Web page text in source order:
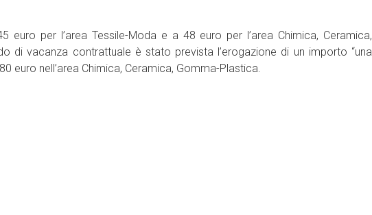
euro per l’area Tessile-Moda e a 48 euro per l’area Chimica, Ceramica,
di vacanza contrattuale è stato prevista l’erogazione di un importo “una
euro nell’area Chimica, Ceramica, Gomma-Plastica.